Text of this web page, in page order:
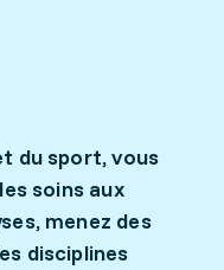
du sport, vous
soins aux
menez des
disciplines